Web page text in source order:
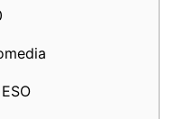
ESO